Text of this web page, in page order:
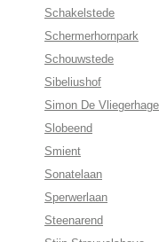
Schakelstede
Schermerhornpark
Schouwstede
Sibeliushof
Simon De Vliegerhage
Slobeend
Smient
Sonatelaan
Sperwerlaan
Steenarend